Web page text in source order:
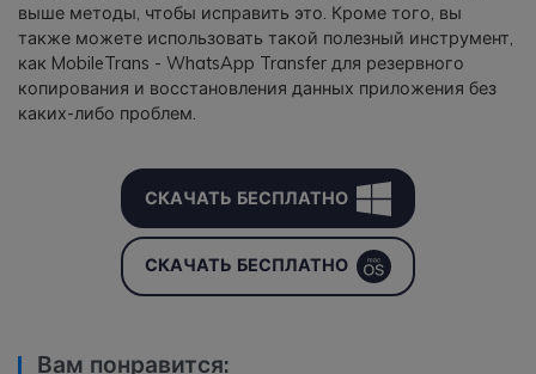
выше методы, чтобы исправить это. Кроме того, вы
также можете использовать такой полезный инструмент,
как MobileTrans - WhatsApp Transfer для резервного
копирования и восстановления данных приложения без
каких-либо проблем.
СКАЧАТЬ БЕСПЛАТНО
СКАЧАТЬ БЕСПЛАТНО
Вам понравится: